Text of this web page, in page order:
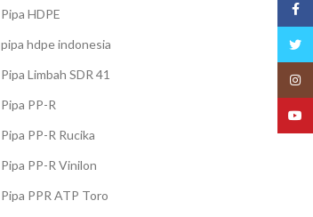
Pipa HDPE
pipa hdpe indonesia
Pipa Limbah SDR 41
Pipa PP-R
Pipa PP-R Rucika
Pipa PP-R Vinilon
Pipa PPR ATP Toro